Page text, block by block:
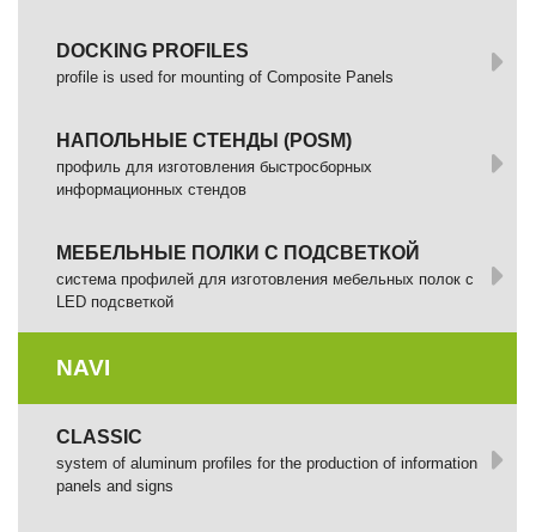
DOCKING PROFILES
profile is used for mounting of Composite Panels
НАПОЛЬНЫЕ СТЕНДЫ (POSM)
профиль для изготовления быстросборных
информационных стендов
МЕБЕЛЬНЫЕ ПОЛКИ С ПОДСВЕТКОЙ
cистема профилей для изготовления мебельных полок с
LED подсветкой
NAVI
CLASSIC
system of aluminum profiles for the production of information
panels and signs